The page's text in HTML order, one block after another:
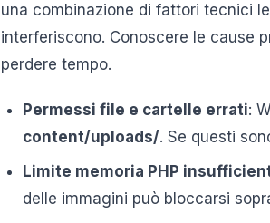
una combinazione di fattori tecnici
interferiscono. Conoscere le cause
perdere tempo.
Permessi file e cartelle errati:
content/uploads/. Se questi
Limite memoria PHP
delle immagini può bloccarsi